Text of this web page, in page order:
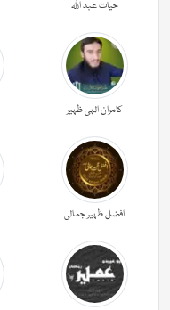
حیات عبد اللہ
کامران الہی ظہیر
افضل ظہیر جمالی